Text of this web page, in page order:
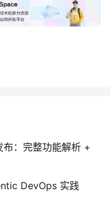
：完整功能解析 +
DevOps 实践